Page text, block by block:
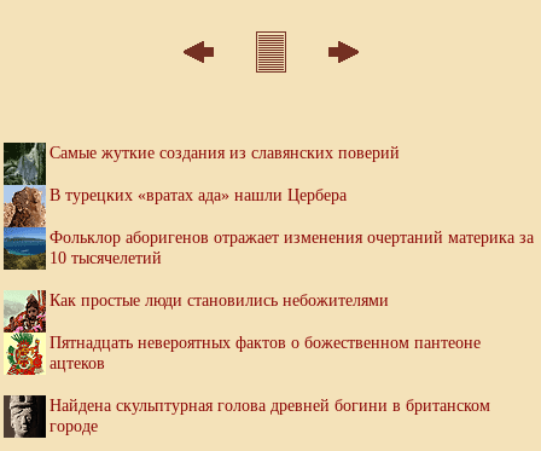
Самые жуткие создания из славянских поверий
В турецких «вратах ада» нашли Цербера
Фольклор аборигенов отражает изменения очертаний материка за
10 тысячелетий
Как простые люди становились небожителями
Пятнадцать невероятных фактов о божественном пантеоне
ацтеков
Найдена скульптурная голова древней богини в британском
городе